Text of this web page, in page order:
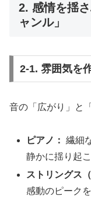
2. 感情を揺
ャンル」
2-1. 雰囲気を
音の「広がり」と
ピアノ： 繊細
静かに揺り起こ
ストリングス
感動のピーク